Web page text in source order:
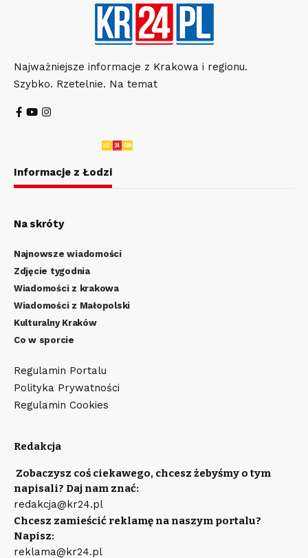
Najważniejsze informacje z Krakowa i regionu.
Szybko. Rzetelnie. Na temat
Informacje z Łodzi
Na skróty
Najnowsze wiadomości
Zdjęcie tygodnia
Wiadomości z krakowa
Wiadomości z Małopolski
Kulturalny Kraków
Co w sporcie
Regulamin Portalu
Polityka Prywatności
Regulamin Cookies
Redakcja
Zobaczysz coś ciekawego, chcesz żebyśmy o tym
napisali? Daj nam znać:
redakcja@kr24.pl
Chcesz zamieścić reklamę na naszym portalu?
Napisz:
reklama@kr24.pl